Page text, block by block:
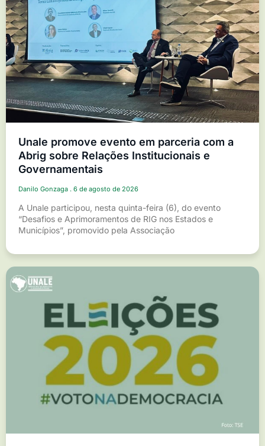
Unale promove evento em parceria com a
Abrig sobre Relações Institucionais e
Governamentais
Danilo Gonzaga 6 de agosto de 2026
A Unale participou, nesta quinta-feira (6), do evento
“Desafios e Aprimoramentos de RIG nos Estados e
Municípios”, promovido pela Associação